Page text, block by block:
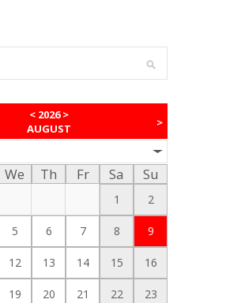
< 2026>
AUGUST
>
We Th Fr Sa Su
1 2
5 6 7 8 9
12 13 14 15 16
19 20 21 22 23